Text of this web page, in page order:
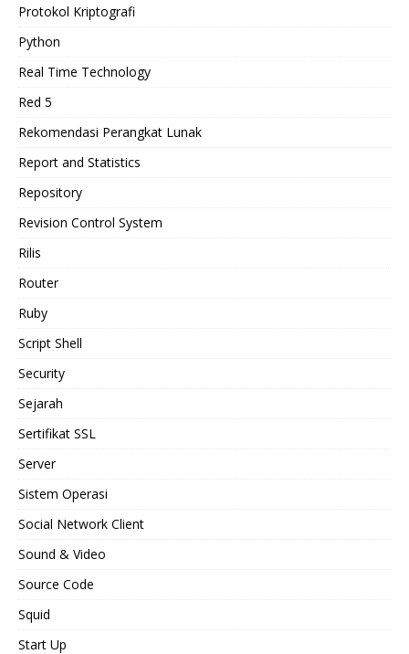
Protokol Kriptografi
Python
Real Time Technology
Red 5
Rekomendasi Perangkat Lunak
Report and Statistics
Repository
Revision Control System
Rilis
Router
Ruby
Script Shell
Security
Sejarah
Sertifikat SSL
Server
Sistem Operasi
Social Network Client
Sound & Video
Source Code
Squid
Start Up